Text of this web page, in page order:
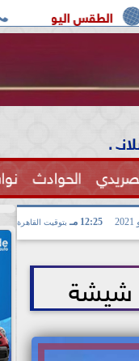
الحرارة بأغلب
الحوادث
12:25 مـ بتوقيت القاهرة